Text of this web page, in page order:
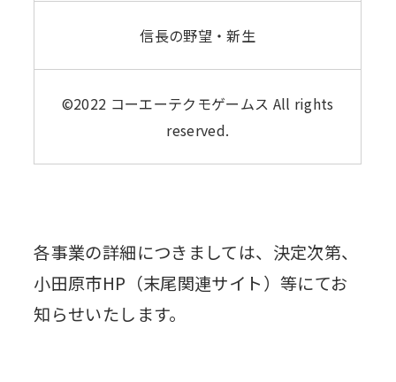
信長の野望・新生
©2022 コーエーテクモゲームス All rights
reserved.
各事業の詳細につきましては、決定次第、
小田原市HP（末尾関連サイト）等にてお
知らせいたします。